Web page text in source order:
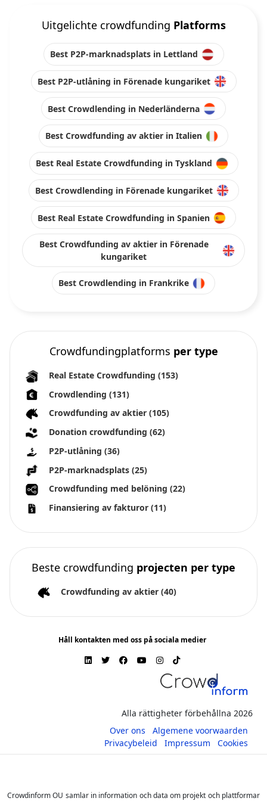
Uitgelichte crowdfunding Platforms
Best P2P-marknadsplats in Lettland
Best P2P-utlåning in Förenade kungariket
Best Crowdlending in Nederländerna
Best Crowdfunding av aktier in Italien
Best Real Estate Crowdfunding in Tyskland
Best Crowdlending in Förenade kungariket
Best Real Estate Crowdfunding in Spanien
Best Crowdfunding av aktier in Förenade
kungariket
Best Crowdlending in Frankrike
Crowdfundingplatforms per type
Real Estate Crowdfunding (153)
Crowdlending (131)
Crowdfunding av aktier (105)
Donation crowdfunding (62)
P2P-utlåning (36)
P2P-marknadsplats (25)
Crowdfunding med belöning (22)
Finansiering av fakturor (11)
Beste crowdfunding projecten per type
Crowdfunding av aktier (40)
Håll kontakten med oss på sociala medier
Alla rättigheter förbehållna 2026
Over ons
Algemene voorwaarden
Privacybeleid
Impressum Cookies
Crowdinform OU samlar in information och data om projekt och plattformar